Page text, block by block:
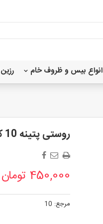
انواع بیس و ظروف خام
روستی پتینه 10 کادنس
450,000 تومان
مرجع: 10